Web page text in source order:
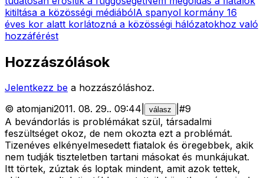
kitiltása a közösségi médiábólA spanyol kormány 16
éves kor alatt korlátozná a közösségi hálózatokhoz való
hozzáférést
Hozzászólások
Jelentkezz be a hozzászóláshoz.
© atomjani2011. 08. 29.. 09:44 válasz #9
A bevándorlás is problémákat szül, társadalmi
feszültséget okoz, de nem okozta ezt a problémát.
Tizenéves elkényelmesedett fiatalok és öregebbek, akik
nem tudják tiszteletben tartani másokat és munkájukat.
Itt törtek, zúztak és loptak mindent, amit azok tettek,